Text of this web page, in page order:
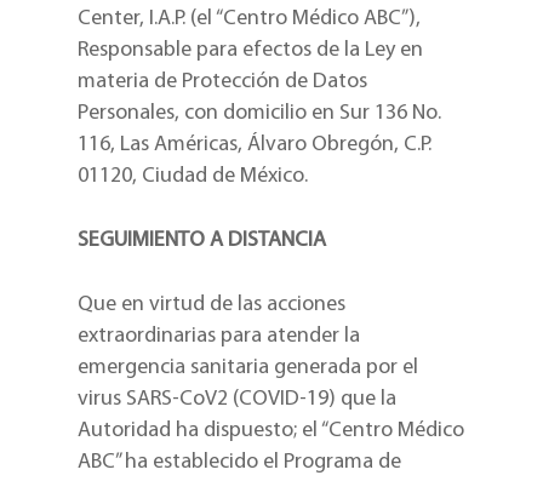
Center, I.A.P. (el “Centro Médico ABC”),
Responsable para efectos de la Ley en
materia de Protección de Datos
Personales, con domicilio en Sur 136 No.
116, Las Américas, Álvaro Obregón, C.P.
01120, Ciudad de México.
SEGUIMIENTO A DISTANCIA
Que en virtud de las acciones
extraordinarias para atender la
emergencia sanitaria generada por el
virus SARS-CoV2 (COVID-19) que la
Autoridad ha dispuesto; el “Centro Médico
ABC” ha establecido el Programa de